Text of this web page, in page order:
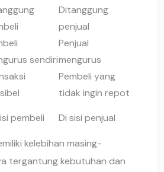
Ditanggung
penjual
sendiri
Penjual
mengurus
Pembeli yang
tidak ingin repot
pembeli Di sisi penjual
kelebihan masing-
tergantung kebutuhan dan